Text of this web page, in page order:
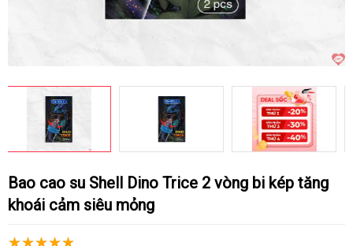
Bao cao su Shell Dino Trice 2 vòng bi kép tăng
khoái cảm siêu mỏng